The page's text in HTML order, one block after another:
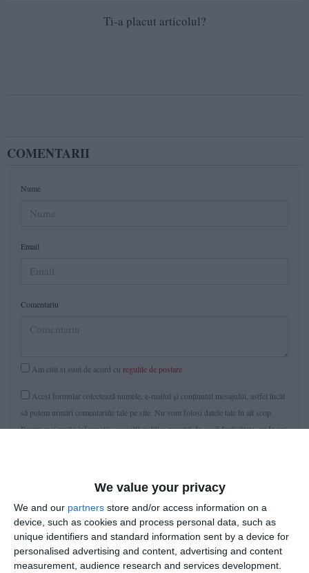
We value your privacy
We and our partners store and/or access information on a
device, such as cookies and process personal data, such as
unique identifiers and standard information sent by a device for
personalised advertising and content, advertising and content
measurement, audience research and services development.
Ti-a placut articolul?
COMENTARII
Nume
Email
Comentariu
Am citit si sunt de acord cu regulile de postare
Acest formular colectează numele, e-mailul şi conținutul mesajului, astfel încât
să putem urmări comentariile tale pe site. Nu vom folosi datele tale în alt scop.
Pentru mai multe informaţii, consultă politica noastră de confidenţialitate, unde vei
ARTICOLE ASEMANATOARE